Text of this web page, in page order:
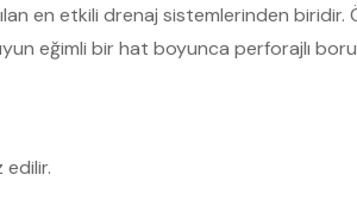
en etkili drenaj sistemlerinden biridir.
eğimli bir hat boyunca perforajlı
edilir.